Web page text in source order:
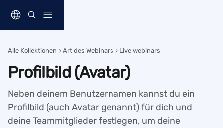
Alle Kollektionen Art des Webinars Live webinars
Profilbild (Avatar)
Neben deinem Benutzernamen kannst du ein
Profilbild (auch Avatar genannt) für dich und
deine Teammitglieder festlegen, um deine